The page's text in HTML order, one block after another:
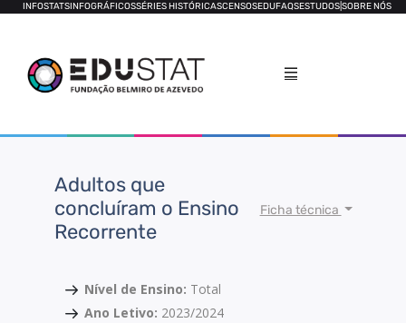
INFOSTATSINFOGRÁFICOSSÉRIES HISTÓRICASCENSOSEDUFAQSESTUDOSSOBRE NÓS
Adultos que
concluíram o Ensino
Recorrente
Ficha técnica
Nível de Ensino: Total
Ano Letivo: 2023/2024